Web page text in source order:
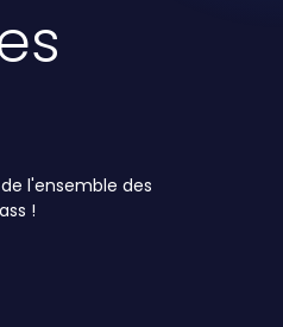
l'ensemble des
!